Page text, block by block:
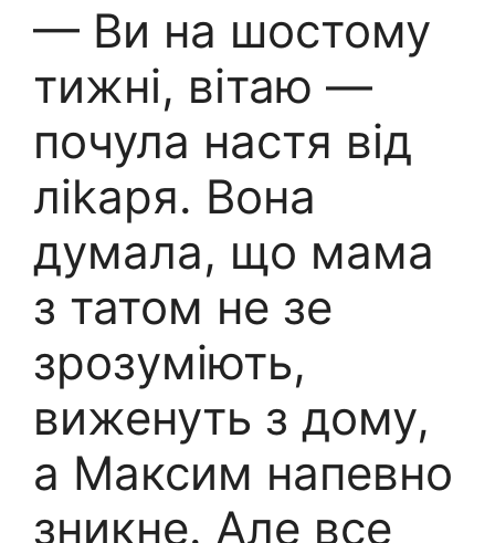
— Ви на шостому
тижні, вітаю —
почула настя від
ліkаря. Вона
думала, що мама
з татом не зе
зрозуміють,
виженуть з дому,
а Максим напевно
зникне. Але все